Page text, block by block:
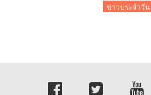
ข่าวประจำวัน